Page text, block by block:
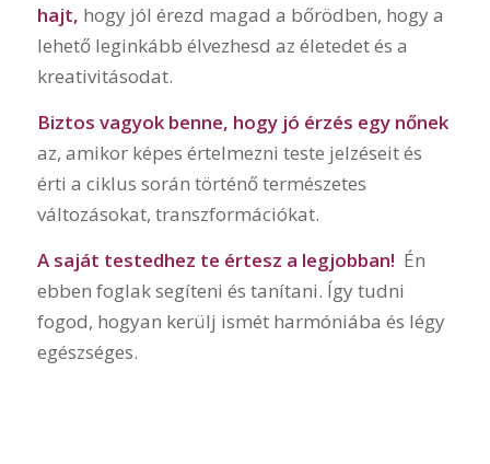
hajt, hogy jól érezd magad a bőrödben, hogy a
lehető leginkább élvezhesd az életedet és a
kreativitásodat.
Biztos vagyok benne, hogy jó érzés egy nőnek
az, amikor képes értelmezni teste jelzéseit és
érti a ciklus során történő természetes
változásokat, transzformációkat.
A saját testedhez te értesz a legjobban! Én
ebben foglak segíteni és tanítani. Így tudni
fogod, hogyan kerülj ismét harmóniába és légy
egészséges.